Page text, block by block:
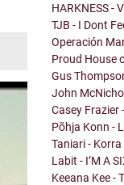
HARKNESS -
TJB - I Dont
Operación
Proud House
Gus
John
Casey Frazier
Põhja Konn -
Taniari - Korra
Labit - I’M A
Keeana Kee -